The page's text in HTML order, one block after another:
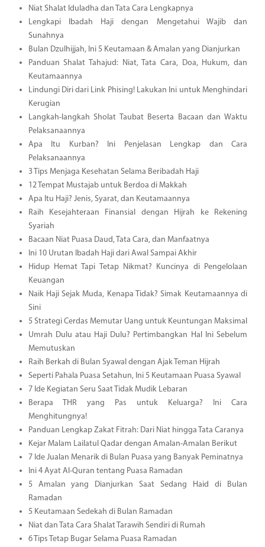
Niat Shalat Iduladha dan Tata Cara Lengkapnya
Lengkapi Ibadah Haji dengan Mengetahui Wajib dan
Sunahnya
Bulan Dzulhijjah, Ini 5 Keutamaan & Amalan yang Dianjurkan
Panduan Shalat Tahajud: Niat, Tata Cara, Doa, Hukum, dan
Keutamaannya
Lindungi Diri dari Link Phising! Lakukan Ini untuk Menghindari
Kerugian
Langkah-langkah Sholat Taubat Beserta Bacaan dan Waktu
Pelaksanaannya
Apa Itu Kurban? Ini Penjelasan Lengkap dan Cara
Pelaksanaannya
3 Tips Menjaga Kesehatan Selama Beribadah Haji
12 Tempat Mustajab untuk Berdoa di Makkah
Apa Itu Haji? Jenis, Syarat, dan Keutamaannya
Raih Kesejahteraan Finansial dengan Hijrah ke Rekening
Syariah
Bacaan Niat Puasa Daud, Tata Cara, dan Manfaatnya
Ini 10 Urutan Ibadah Haji dari Awal Sampai Akhir
Hidup Hemat Tapi Tetap Nikmat? Kuncinya di Pengelolaan
Keuangan
Naik Haji Sejak Muda, Kenapa Tidak? Simak Keutamaannya di
Sini
5 Strategi Cerdas Memutar Uang untuk Keuntungan Maksimal
Umrah Dulu atau Haji Dulu? Pertimbangkan Hal Ini Sebelum
Memutuskan
Raih Berkah di Bulan Syawal dengan Ajak Teman Hijrah
Seperti Pahala Puasa Setahun, Ini 5 Keutamaan Puasa Syawal
7 Ide Kegiatan Seru Saat Tidak Mudik Lebaran
Berapa THR yang Pas untuk Keluarga? Ini Cara
Menghitungnya!
Panduan Lengkap Zakat Fitrah: Dari Niat hingga Tata Caranya
Kejar Malam Lailatul Qadar dengan Amalan-Amalan Berikut
7 Ide Jualan Menarik di Bulan Puasa yang Banyak Peminatnya
Ini 4 Ayat Al-Quran tentang Puasa Ramadan
5 Amalan yang Dianjurkan Saat Sedang Haid di Bulan
Ramadan
5 Keutamaan Sedekah di Bulan Ramadan
Niat dan Tata Cara Shalat Tarawih Sendiri di Rumah
6 Tips Tetap Bugar Selama Puasa Ramadan